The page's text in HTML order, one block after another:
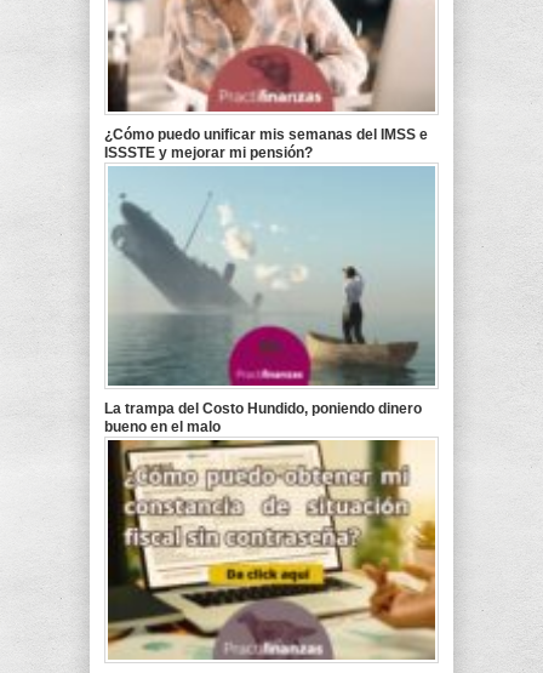
¿Cómo puedo unificar mis semanas del IMSS e
ISSSTE y mejorar mi pensión?
La trampa del Costo Hundido, poniendo dinero
bueno en el malo